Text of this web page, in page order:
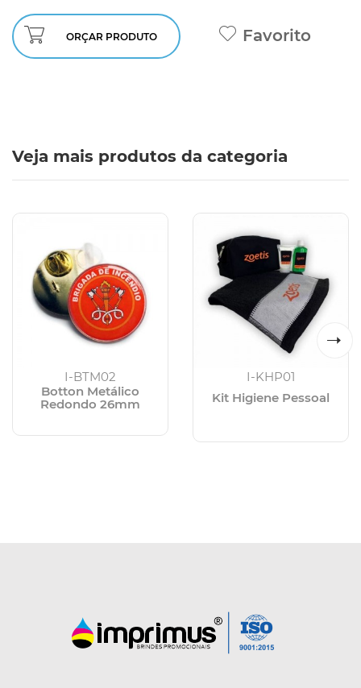
ORÇAR PRODUTO Favorito
Veja mais produtos da categoria
I-BTM02
Botton Metálico
Redondo 26mm
I-KHP01
Kit Higiene Pessoal